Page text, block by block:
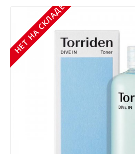
НЕТ НА СКЛАДЕ